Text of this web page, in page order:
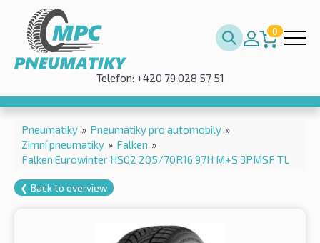
0
Telefon: +420 79 028 57 51
Pneumatiky » Pneumatiky pro automobily »
Zimní pneumatiky » Falken »
Falken Eurowinter HS02 205/70R16 97H M+S 3PMSF TL
❮ Back to overview